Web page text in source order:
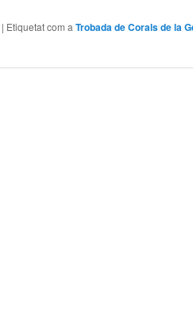
| Etiquetat com a Trobada de Corals de la